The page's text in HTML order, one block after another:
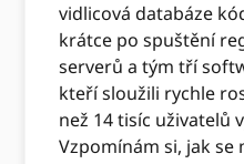
vidlicová databáze
krátce po spuštění
serverů a tým tří
kteří sloužili rychle
než 14 tisíc uživatelů
Vzpomínám si, jak se